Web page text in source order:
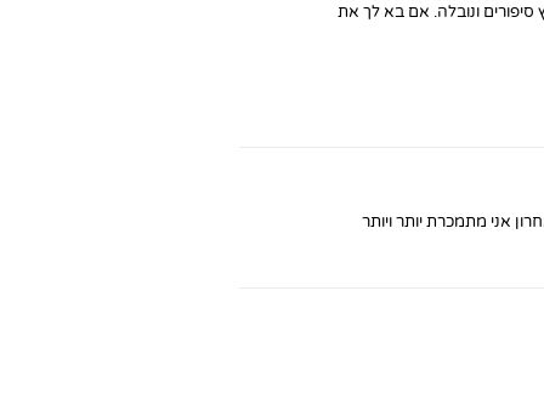
סיפורים ונובלה. אם בא לך את
אני מתמכרת יותר ויותר